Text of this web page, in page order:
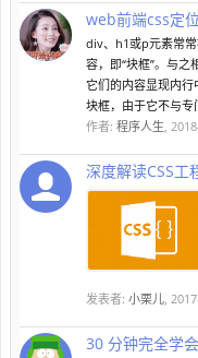
web前端css定
div、h1或p元素常
容，即“块框”。与之
它们的内容显现内行
块框，由于它不与专
作者: 程序人生,
深度解读CSS工
发表者: 小栗儿,
30 分钟完全学